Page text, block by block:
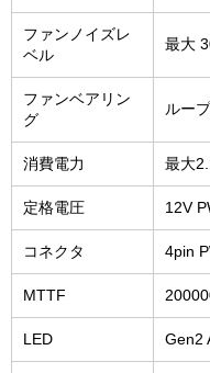
ファンノイズレ
ベル
最大
ファンベアリン
グ
ルー
消費電力 最大
定格電圧 12V
コネクタ 4pin
MTTF
LED Gen2